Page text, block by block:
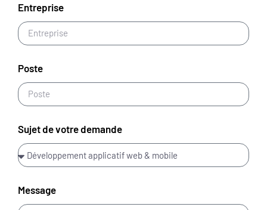
Entreprise
Poste
Sujet de votre demande
Message